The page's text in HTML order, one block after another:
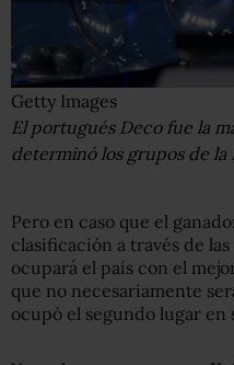
Getty Images
El portugués Deco fue la
determinó los grupos de la
Pero en caso que el
clasificación a través de
ocupará el país con el
que no necesariamente
ocupó el segundo lugar en